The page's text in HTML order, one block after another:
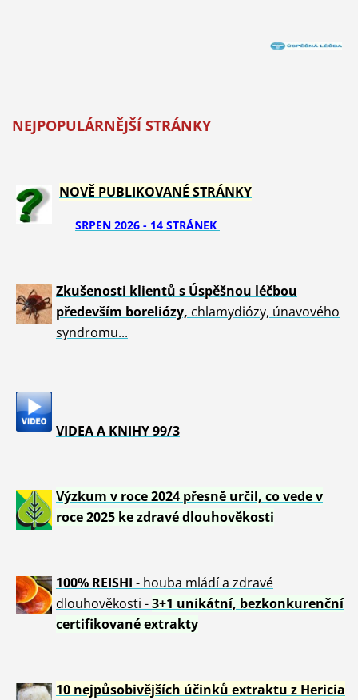
NEJPOPULÁRNĚJŠÍ STRÁNKY
NOVĚ PUBLIKOVANÉ STRÁNKY
SRPEN 2026 - 14 STRÁNEK
Zkušenosti klientů s Úspěšnou léčbou
především boreliózy, chlamydiózy, únavového
syndromu...
VIDEA A KNIHY 99/3
Výzkum v roce 2024 přesně určil, co vede v
roce 2025 ke zdravé dlouhověkosti
100% REISHI - houba mládí a zdravé
dlouhověkosti -3+1 unikátní, bezkonkurenční
certifikované extrakty
10 nejpůsobivějších účinků extraktu z Hericia